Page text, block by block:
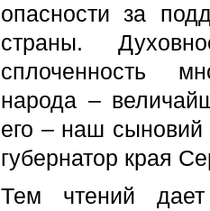
опасности за
страны.
сплоченность
народа –
его – наш сыновий
губернатор края
Тем чтений дает